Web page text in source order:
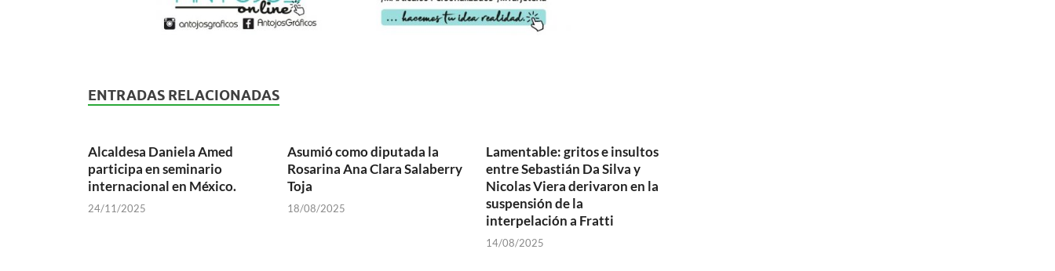
ENTRADAS RELACIONADAS
Alcaldesa Daniela Amed
participa en seminario
internacional en México.
24/11/2025
Asumió como diputada la
Rosarina Ana Clara Salaberry
Toja
18/08/2025
Lamentable: gritos e insultos
entre Sebastián Da Silva y
Nicolas Viera derivaron en la
suspensión de la
interpelación a Fratti
14/08/2025